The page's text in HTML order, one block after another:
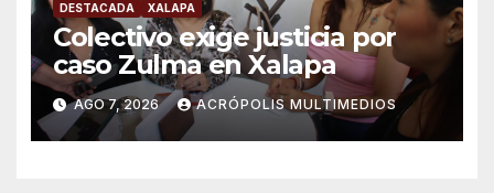
DESTACADA XALAPA
Colectivo exige justicia por
caso Zulma en Xalapa
AGO 7, 2026 ACRÓPOLIS MULTIMEDIOS